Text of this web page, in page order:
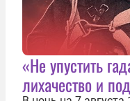
«Не упустить
лихачество и